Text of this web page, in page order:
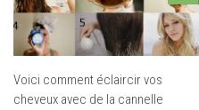
Voici comment éclaircir vos
cheveux avec de la cannelle